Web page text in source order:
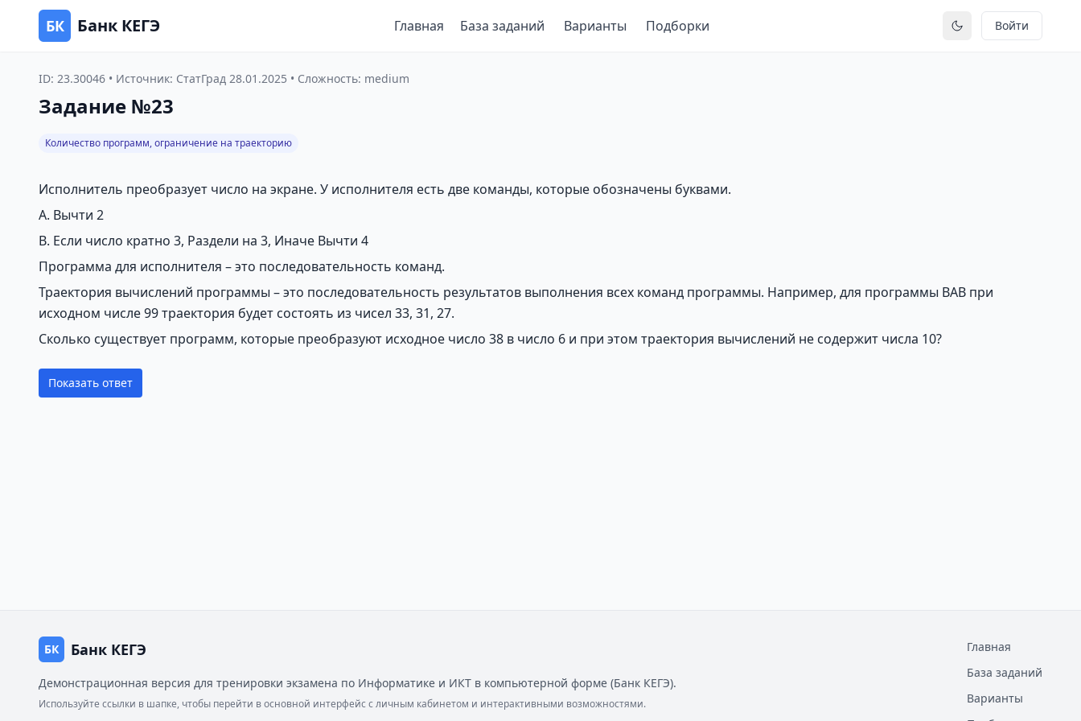
БК Банк КЕГЭ Главная База заданий Варианты Подборки Переключить тему
Войти
ID: 23.30046 • Источник: СтатГрад 28.01.2025 • Сложность: medium
Задание №23
Количество программ, ограничение на траекторию
Исполнитель преобразует число на экране. У исполнителя есть две команды, которые обозначены буквами.
A. Вычти 2
B. Если число кратно 3, Раздели на 3, Иначе Вычти 4
Программа для исполнителя – это последовательность команд.
Траектория вычислений программы – это последовательность результатов выполнения всех команд программы. Например, для программы BAB при
исходном числе 99 траектория будет состоять из чисел 33, 31, 27.
Сколько существует программ, которые преобразуют исходное число 38 в число 6 и при этом траектория вычислений не содержит числа 10?
Показать ответ
БК Банк КЕГЭ
Демонстрационная версия для тренировки экзамена по Информатике и ИКТ в компьютерной форме (Банк КЕГЭ).
Используйте ссылки в шапке, чтобы перейти в основной интерфейс с личным кабинетом и интерактивными возможностями.
Главная
База заданий
Варианты